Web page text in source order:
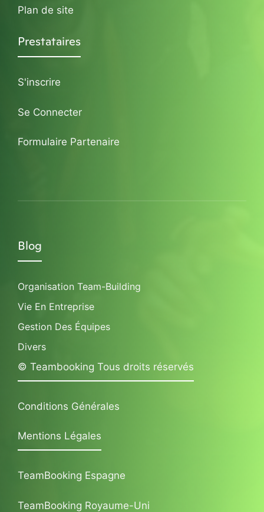
Plan de site
Prestataires
S'inscrire
Se Connecter
Formulaire Partenaire
Blog
Organisation Team-Building
Vie En Entreprise
Gestion Des Équipes
Divers
© Teambooking Tous droits réservés
Conditions Générales
Mentions Légales
TeamBooking Espagne
TeamBooking Royaume-Uni